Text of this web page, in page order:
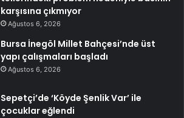
karşısına çıkmıyor
Ağustos 6, 2026
Bursa İnegöl Millet Bahçesi’nde üst
yapı çalışmaları başladı
Ağustos 6, 2026
Sepetçi’de ‘Köyde Şenlik Var’ ile
çocuklar eğlendi